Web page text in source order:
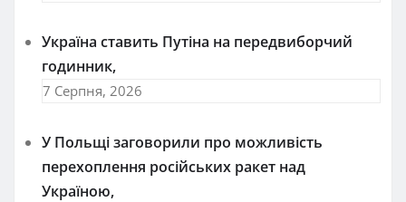
Україна ставить Путіна на передвиборчий
годинник,
7 Серпня, 2026
У Польщі заговорили про можливість
перехоплення російських ракет над
Україною,